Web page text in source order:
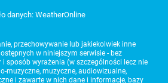
danych: WeatherOnline
przechowywanie lub jakiekolwiek inne
w niniejszym serwisie - bez
sposób wyrażenia (w szczególności lecz nie
muzyczne, muzyczne, audiowizualne,
i zawarte w nich dane i informacje, bazy